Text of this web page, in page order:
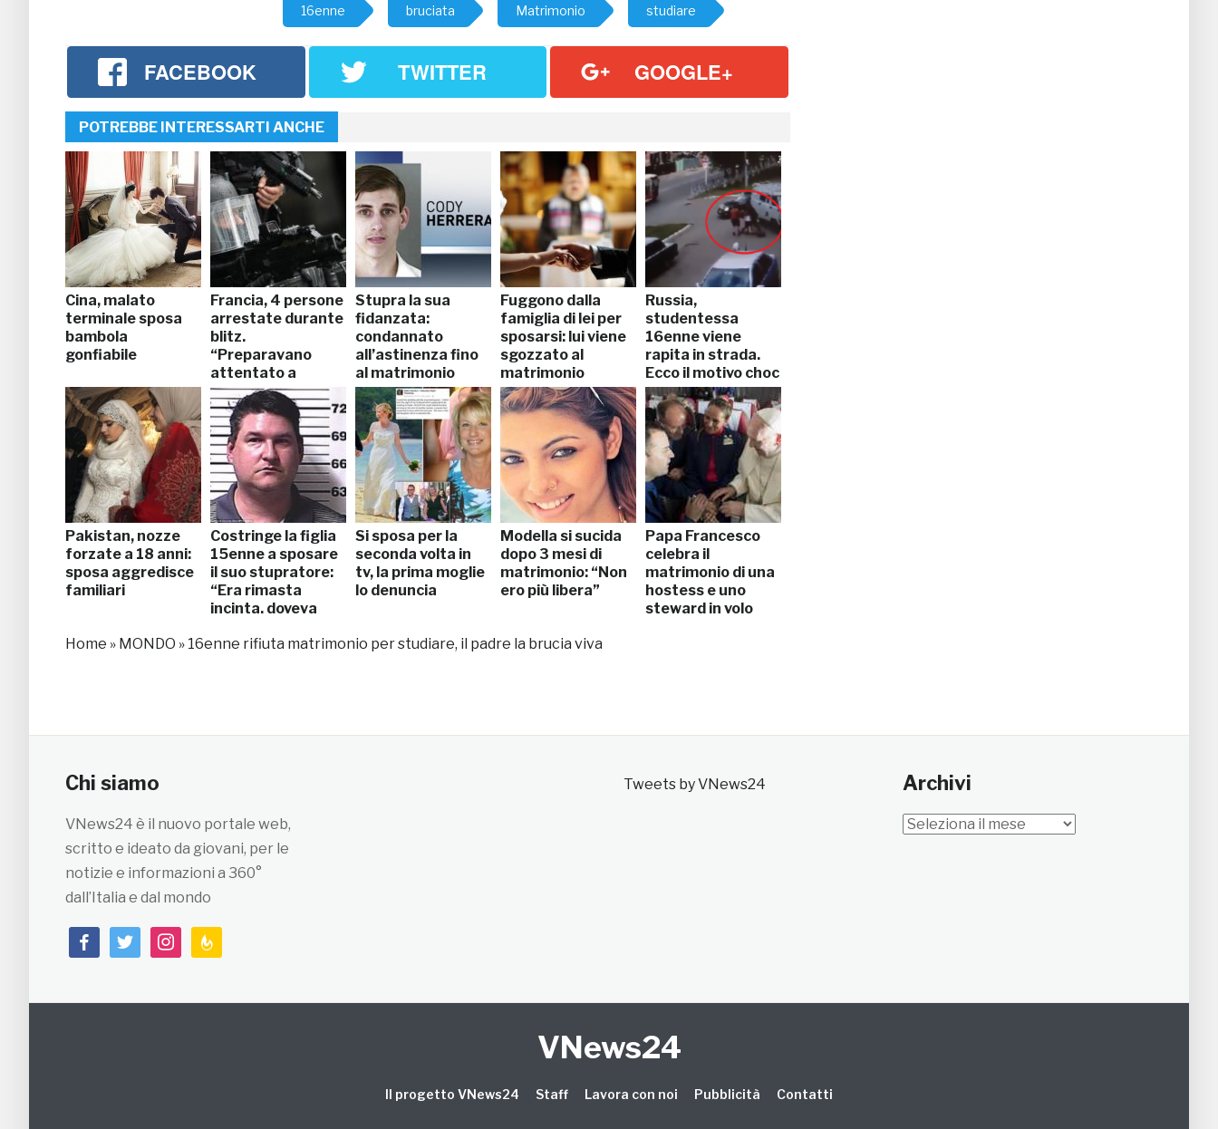
16enne bruciata Matrimonio studiare
FACEBOOK TWITTER GOOGLE+
POTREBBE INTERESSARTI ANCHE
Cina, malato
terminale sposa
bambola
gonfiabile
Francia, 4 persone
arrestate durante
blitz.
“Preparavano
attentato a
Parigi”
Stupra la sua
fidanzata:
condannato
all’astinenza fino
al matrimonio
Fuggono dalla
famiglia di lei per
sposarsi: lui viene
sgozzato al
matrimonio
Russia,
studentessa
16enne viene
rapita in strada.
Ecco il motivo choc
Pakistan, nozze
forzate a 18 anni:
sposa aggredisce
familiari
Costringe la figlia
15enne a sposare
il suo stupratore:
“Era rimasta
incinta, doveva
Si sposa per la
seconda volta in
tv, la prima moglie
lo denuncia
Modella si sucida
dopo 3 mesi di
matrimonio: “Non
ero più libera”
Papa Francesco
celebra il
matrimonio di una
hostess e uno
steward in volo
Home » MONDO » 16enne rifiuta matrimonio per studiare, il padre la brucia viva
Chi siamo
VNews24 è il nuovo portale web,
scritto e ideato da giovani, per le
notizie e informazioni a 360°
dall’Italia e dal mondo
facebooktwitterinstagramfeedburner
Tweets by VNews24 Archivi
Archivi
VNews24
Il progetto VNews24 Staff Lavora con noi Pubblicità Contatti